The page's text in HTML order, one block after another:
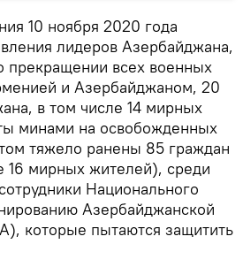
10 ноября 2020 года
лидеров Азербайджана,
прекращении всех военных
и Азербайджаном, 20
в том числе 14 мирных
минами на освобожденных
тяжело ранены 85 граждан
16 мирных жителей), среди
Национального
Азербайджанской
которые пытаются защитить